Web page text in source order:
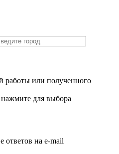
работы или полученного
для выбора
ответов на e-mail